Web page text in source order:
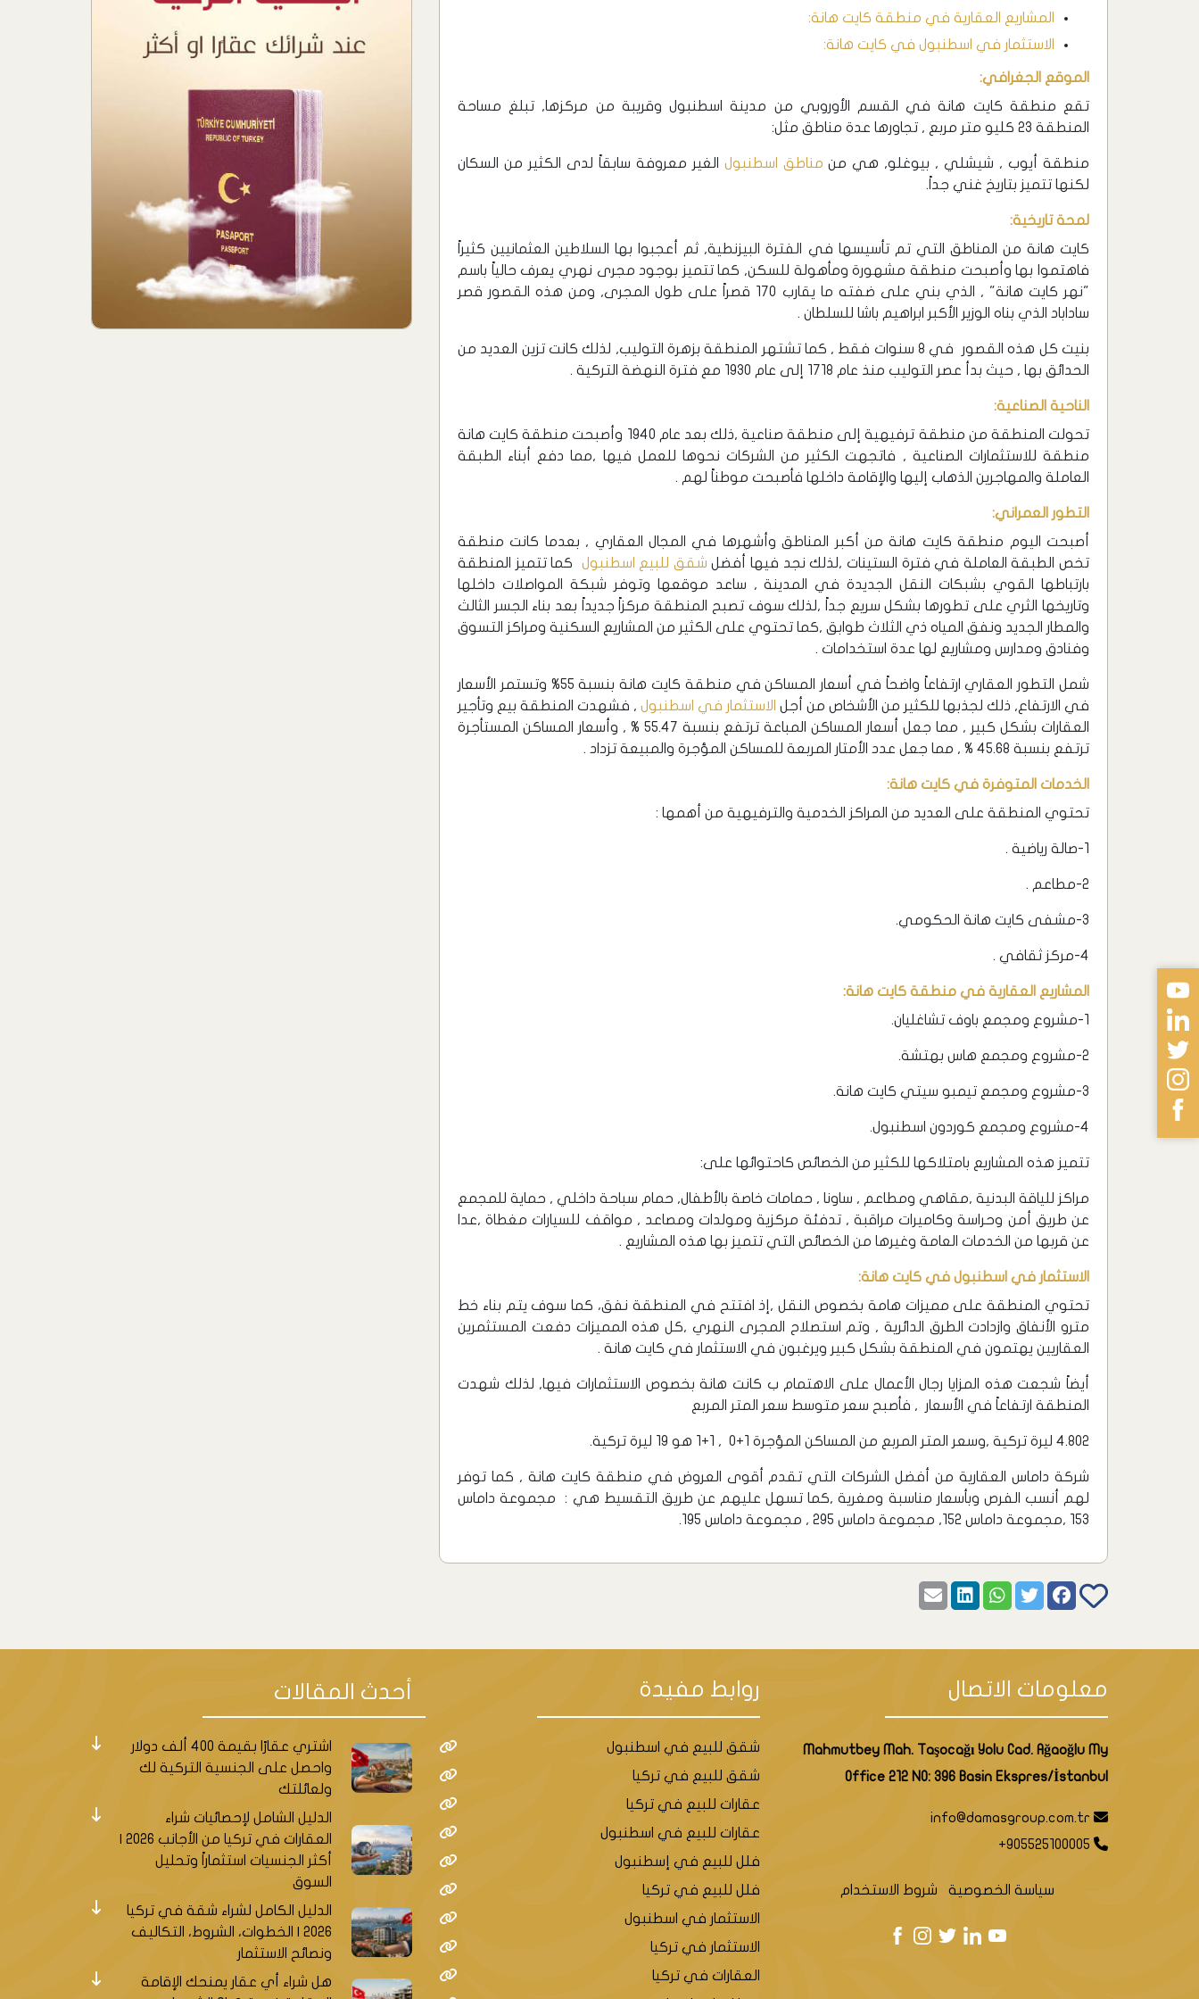
المشاريع العقارية في منطقة كايت هانة:
الاستثمار في اسطنبول في كايت هانة:
الموقع الجغرافي:
تقع منطقة كايت هانة في القسم الأوروبي من مدينة اسطنبول وقريبة من مركزها, تبلغ مساحة
المنطقة 23 كليو متر مربع , تجاورها عدة مناطق مثل:
منطقة أيوب , شيشلي , بيوغلو, هي من مناطق اسطنبول الغير معروفة سابقاً لدى الكثير من السكان
لكنها تتميز بتاريخ غني جداً.
لمحة تاريخية:
كايت هانة من المناطق التي تم تأسيسها في الفترة البيزنطية, ثم أعجبوا بها السلاطين العثمانيين كثيراً
فاهتموا بها وأصبحت منطقة مشهورة ومأهولة للسكن, كما تتميز بوجود مجرى نهري يعرف حالياً باسم
"نهر كايت هانة" , الذي بني على ضفته ما يقارب 170 قصراً على طول المجرى, ومن هذه القصور قصر
ساداباد الذي بناه الوزير الأكبر ابراهيم باشا للسلطان .
بنيت كل هذه القصور في 8 سنوات فقط , كما تشتهر المنطقة بزهرة التوليب, لذلك كانت تزين العديد من
الحدائق بها , حيث بدأ عصر التوليب منذ عام 1718 إلى عام 1930 مع فترة النهضة التركية .
الناحية الصناعية:
تحولت المنطقة من منطقة ترفيهية إلى منطقة صناعية ,ذلك بعد عام 1940 وأصبحت منطقة كايت هانة
منطقة للاستثمارات الصناعية , فاتجهت الكثير من الشركات نحوها للعمل فيها ,مما دفع أبناء الطبقة
العاملة والمهاجرين الذهاب إليها والإقامة داخلها فأصبحت موطناً لهم .
التطور العمراني:
أصبحت اليوم منطقة كايت هانة من أكبر المناطق وأشهرها في المجال العقاري , بعدما كانت منطقة
تخص الطبقة العاملة في فترة الستينات ,لذلك نجد فيها أفضل شقق للبيع اسطنبول كما تتميز المنطقة
بارتباطها القوي بشبكات النقل الجديدة في المدينة , ساعد موقعها وتوفر شبكة المواصلات داخلها
وتاريخها الثري على تطورها بشكل سريع جداً ,لذلك سوف تصبح المنطقة مركزاً جديداً بعد بناء الجسر الثالث
والمطار الجديد ونفق المياه ذي الثلاث طوابق ,كما تحتوي على الكثير من المشاريع السكنية ومراكز التسوق
وفنادق ومدارس ومشاريع لها عدة استخدامات .
شمل التطور العقاري ارتفاعاً واضحاً في أسعار المساكن في منطقة كايت هانة بنسبة 55% وتستمر الأسعار
في الارتفاع, ذلك لجذبها للكثير من الأشخاص من أجل الاستثمار في اسطنبول , فشهدت المنطقة بيع وتأجير
العقارات بشكل كبير , مما جعل أسعار المساكن المباعة ترتفع بنسبة 55.47 % , وأسعار المساكن المستأجرة
ترتفع بنسبة 45.68 % , مما جعل عدد الأمتار المربعة للمساكن المؤجرة والمبيعة تزداد .
الخدمات المتوفرة في كايت هانة:
تحتوي المنطقة على العديد من المراكز الخدمية والترفيهية من أهمها :
1-صالة رياضية .
2-مطاعم .
3-مشفى كايت هانة الحكومي.
4-مركز ثقافي .
المشاريع العقارية في منطقة كايت هانة:
1-مشروع ومجمع باوف تشاغليان.
2-مشروع ومجمع هاس بهتشة.
3-مشروع ومجمع تيمبو سيتي كايت هانة.
4-مشروع ومجمع كوردون اسطنبول.
تتميز هذه المشاريع بامتلاكها للكثير من الخصائص كاحتوائها على:
مراكز للياقة البدنية ,مقاهي ومطاعم , ساونا , حمامات خاصة بالأطفال, حمام سباحة داخلي , حماية للمجمع
عن طريق أمن وحراسة وكاميرات مراقبة , تدفئة مركزية ومولدات ومصاعد , مواقف للسيارات مغطاة ,عدا
عن قربها من الخدمات العامة وغيرها من الخصائص التي تتميز بها هذه المشاريع .
الاستثمار في اسطنبول في كايت هانة:
تحتوي المنطقة على مميزات هامة بخصوص النقل ,إذ افتتح في المنطقة نفق، كما سوف يتم بناء خط
مترو الأنفاق وازدادت الطرق الدائرية , وتم استصلاح المجرى النهري ,كل هذه المميزات دفعت المستثمرين
العقاريين يهتمون في المنطقة بشكل كبير ويرغبون في الاستثمار في كايت هانة .
أيضاً شجعت هذه المزايا رجال الأعمال على الاهتمام ب كانت هانة بخصوص الاستثمارات فيها, لذلك شهدت
المنطقة ارتفاعاً في الأسعار , فأصبح سعر متوسط سعر المتر المربع
4.802 ليرة تركية ,وسعر المتر المربع من المساكن المؤجرة 1+0 , 1+1 هو 19 ليرة تركية.
شركة داماس العقارية من أفضل الشركات التي تقدم أقوى العروض في منطقة كايت هانة , كما توفر
لهم أنسب الفرص وبأسعار مناسبة ومغرية ,كما تسهل عليهم عن طريق التقسيط هي : مجموعة داماس
153 ,مجموعة داماس 152, مجموعة داماس 295 , مجموعة داماس 195.
معلومات الاتصال
Mahmutbey Mah. Taşocağı Yolu Cad. Ağaoğlu My
Office 212 NO: 396 Basin Ekspres/İstanbul
info@damasgroup.com.tr
+905525100005
سياسة الخصوصية شروط الاستخدام
روابط مفيدة
شقق للبيع في اسطنبول
شقق للبيع في تركيا
عقارات للبيع في تركيا
عقارات للبيع في اسطنبول
فلل للبيع في إسطنبول
فلل للبيع في تركيا
الاستثمار في اسطنبول
الاستثمار في تركيا
العقارات في تركيا
أحدث المقالات
اشتري عقارًا بقيمة 400 ألف دولار
واحصل على الجنسية التركية لك
ولعائلتك
الدليل الشامل لإحصائيات شراء
أكثر الجنسيات استثماراً وتحليل
السوق
الدليل الكامل لشراء شقة في تركيا
2026 | الخطوات، الشروط، التكاليف
ونصائح الاستثمار
هل شراء أي عقار يمنحك الإقامة